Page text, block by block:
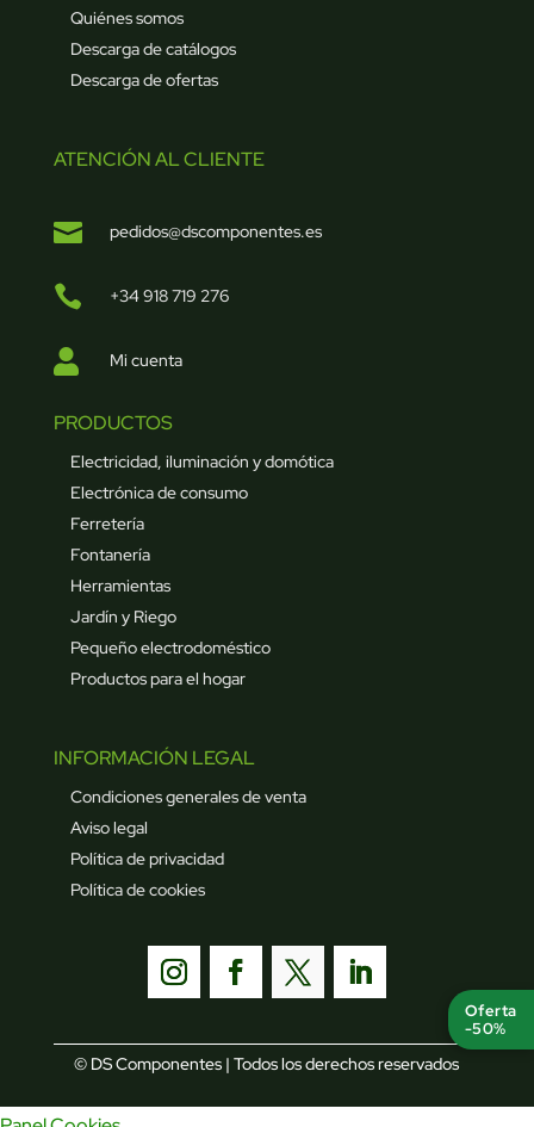
Quiénes somos
Descarga de catálogos
Descarga de ofertas
ATENCIÓN AL CLIENTE
 pedidos@dscomponentes.es
 +34 918 719 276
 Mi cuenta
PRODUCTOS
Electricidad, iluminación y domótica
Electrónica de consumo
Ferretería
Fontanería
Herramientas
Jardín y Riego
Pequeño electrodoméstico
Productos para el hogar
INFORMACIÓN LEGAL
Condiciones generales de venta
Aviso legal
Política de privacidad
Política de cookies
© DS Componentes | Todos los derechos reservados
Oferta
-50%